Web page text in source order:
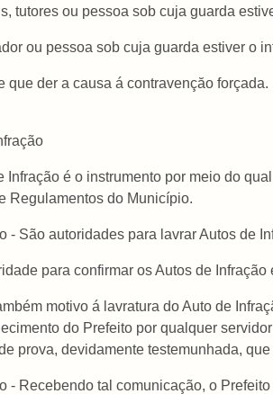
tutores ou pessoa sob cuja guarda
ou pessoa sob cuja guarda estiver o
que der a causa á contravençăo forçada.
Infração é o instrumento por meio do
Regulamentos do Município.
- São autoridades para lavrar Autos de
para confirmar os Autos de
motivo á lavratura do Auto de
do Prefeito por qualquer
prova, devidamente testemunhada,
- Recebendo tal comunicação, o